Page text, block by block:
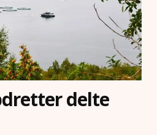
delte